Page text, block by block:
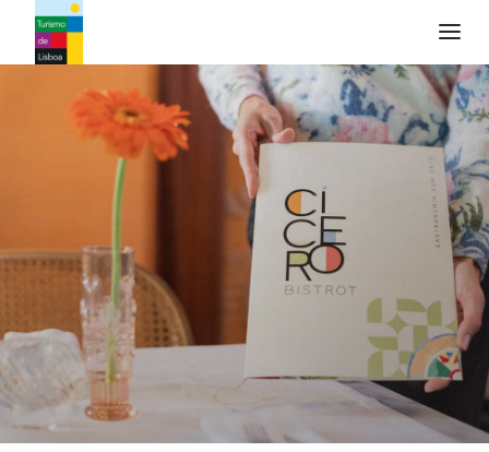
Logo di Turismo de Lisboa